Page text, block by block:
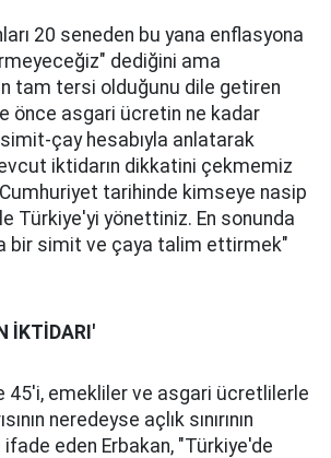
20 seneden bu yana enflasyona
dediğini ama
tam tersi olduğunu dile getiren
önce asgari ücretin ne kadar
çay hesabıyla anlatarak
iktidarın dikkatini çekmemiz
tarihinde kimseye nasip
Türkiye'yi yönettiniz. En sonunda
bir simit ve çaya talim ettirmek"
İKTİDARI'
45'i, emekliler ve asgari ücretlilerle
neredeyse açlık sınırının
ifade eden Erbakan, "Türkiye'de